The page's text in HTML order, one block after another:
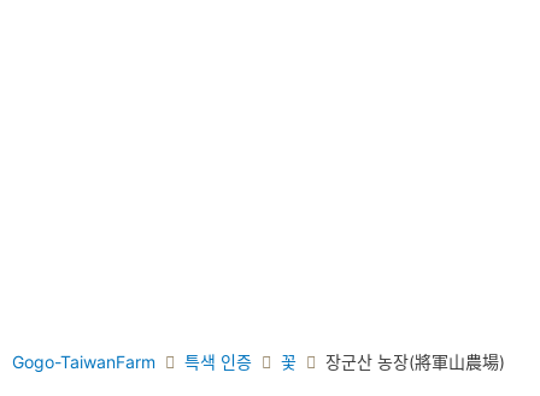
Gogo-TaiwanFarm 특색 인증 꽃 장군산 농장(將軍山農場)